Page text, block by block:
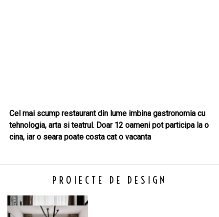
Cel mai scump restaurant din lume imbina gastronomia cu
tehnologia, arta si teatrul. Doar 12 oameni pot participa la o
cina, iar o seara poate costa cat o vacanta
PROIECTE DE DESIGN